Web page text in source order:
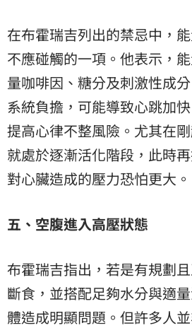
在布霍瑞吉列出的禁忌中，
不應碰觸的一項。他表示，
量咖啡因、糖分及刺激性成
系統負擔，可能導致心跳加
提高心律不整風險。尤其在
就處於逐漸活化階段，此時
對心臟造成的壓力恐怕更大。
五、空腹進入高壓狀態
布霍瑞吉指出，若是有規劃
斷食，並搭配足夠水分與適
體造成明顯問題。但許多人